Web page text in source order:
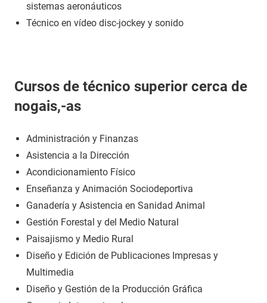
sistemas aeronáuticos
Técnico en vídeo disc-jockey y sonido
Cursos de técnico superior cerca de
nogais,-as
Administración y Finanzas
Asistencia a la Dirección
Acondicionamiento Físico
Enseñanza y Animación Sociodeportiva
Ganadería y Asistencia en Sanidad Animal
Gestión Forestal y del Medio Natural
Paisajismo y Medio Rural
Diseño y Edición de Publicaciones Impresas y
Multimedia
Diseño y Gestión de la Producción Gráfica